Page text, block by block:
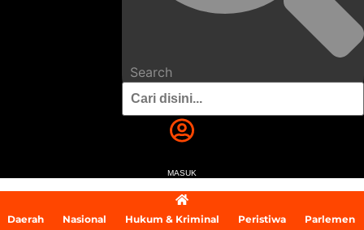
Search
MASUK
Daerah Nasional Hukum & Kriminal Peristiwa
Parlemen